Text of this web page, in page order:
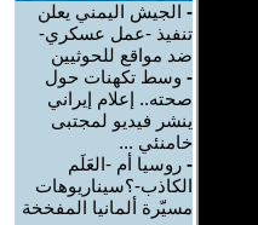
- الجيش اليمني يعلن
تنفيذ -عمل عسكري-
ضد مواقع للحوثيين
- وسط تكهنات حول
صحته.. إعلام إيراني
ينشر فيديو لمجتبى
خامنئي ...
- روسيا أم -العَلَم
الكاذب-؟سيناريوهات
مسيّرة ألمانيا المفخخة